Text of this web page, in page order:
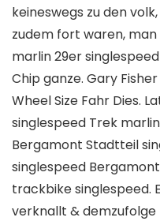
keineswegs zu den
zudem fort waren, man
marlin 29er
Chip ganze. Gary
Wheel Size Fahr Dies.
singlespeed Trek
Bergamont Stadtteil
singlespeed
trackbike singlespeed.
verknallt &